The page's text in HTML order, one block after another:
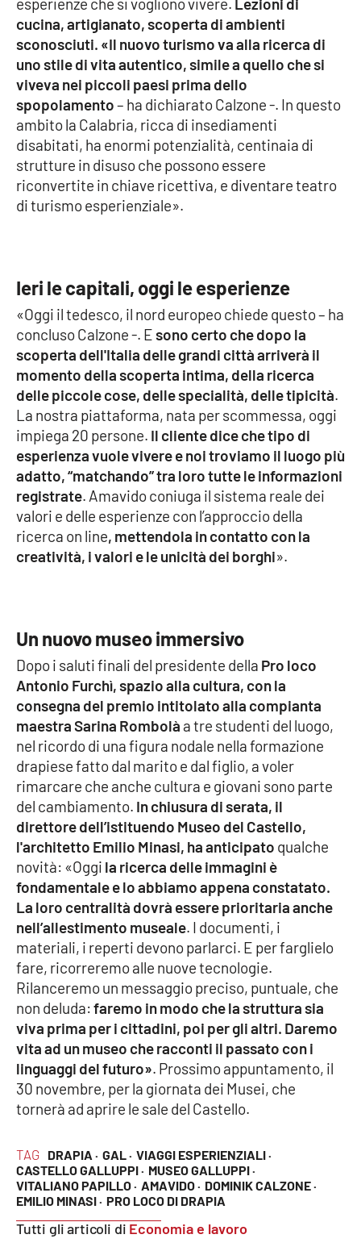
SPECIALI
Buona Sanità Calabria
LA
CALABRIAVISIONE
Destinazioni
Eventi
LAC
NETWORK
Lacplay.it
Lactv.it
Laconair.it
Lacitymag.it
Lacapitalenews.it
Catanzarochannel.it
APP
Android
Apple
TAG DRAPIA · GAL · VIAGGI ESPERIENZIALI ·
CASTELLO GALLUPPI · MUSEO GALLUPPI ·
VITALIANO PAPILLO · AMAVIDO · DOMINIK CALZONE ·
EMILIO MINASI · PRO LOCO DI DRAPIA
Tutti gli articoli di Economia e lavoro
cucina, artigianato, scoperta di ambienti
sconosciuti. «Il nuovo turismo va alla ricerca di
uno stile di vita autentico, simile a quello che si
viveva nei piccoli paesi prima dello
spopolamento– ha dichiarato Calzone -. In questo
ambito la Calabria, ricca di insediamenti
disabitati, ha enormi potenzialità, centinaia di
strutture in disuso che possono essere
riconvertite in chiave ricettiva, e diventare teatro
di turismo esperienziale».
Ieri le capitali, oggi le esperienze
«Oggi il tedesco, il nord europeo chiede questo – ha
concluso Calzone -. Esono certo che dopo la
scoperta dell'Italia delle grandi città arriverà il
momento della scoperta intima, della ricerca
delle piccole cose, delle specialità, delle tipicità.
La nostra piattaforma, nata per scommessa, oggi
impiega 20 persone. Il cliente dice che tipo di
esperienza vuole vivere e noi troviamo il luogo più
adatto, “matchando” tra loro tutte le informazioni
registrate. Amavido coniuga il sistema reale dei
valori e delle esperienze con l’approccio della
ricerca on line, mettendola in contatto con la
creatività, i valori e le unicità dei borghi».
Un nuovo museo immersivo
Dopo i saluti finali del presidente della Pro loco
Antonio Furchì, spazio alla cultura, con la
consegna del premio intitolato alla compianta
maestra Sarina Rombolà a tre studenti del luogo,
nel ricordo di una figura nodale nella formazione
drapiese fatto dal marito e dal figlio, a voler
rimarcare che anche cultura e giovani sono parte
del cambiamento. In chiusura di serata, il
direttore dell’istituendo Museo del Castello,
l'architetto Emilio Minasi, ha anticipato qualche
novità: «Oggi la ricerca delle immagini è
fondamentale e lo abbiamo appena constatato.
La loro centralità dovrà essere prioritaria anche
nell’allestimento museale. I documenti, i
materiali, i reperti devono parlarci. E per farglielo
fare, ricorreremo alle nuove tecnologie.
Rilanceremo un messaggio preciso, puntuale, che
non deluda:faremo in modo che la struttura sia
viva prima per i cittadini, poi per gli altri. Daremo
vita ad un museo che racconti il passato con i
linguaggi del futuro». Prossimo appuntamento, il
30 novembre, per la giornata dei Musei, che
tornerà ad aprire le sale del Castello.